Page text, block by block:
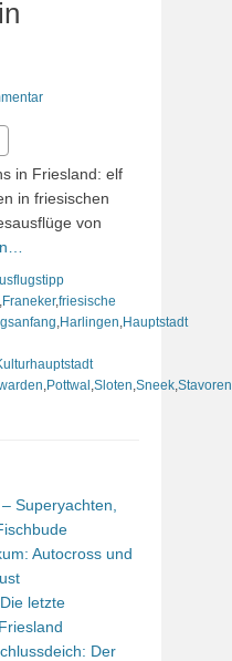
in Friesland: elf
in friesischen
von
Franeker,friesische
Harlingen Hauptstadt
Pottwal Sloten Sneek Stavoren
Superyachten,
Autocross und
letzte
Der